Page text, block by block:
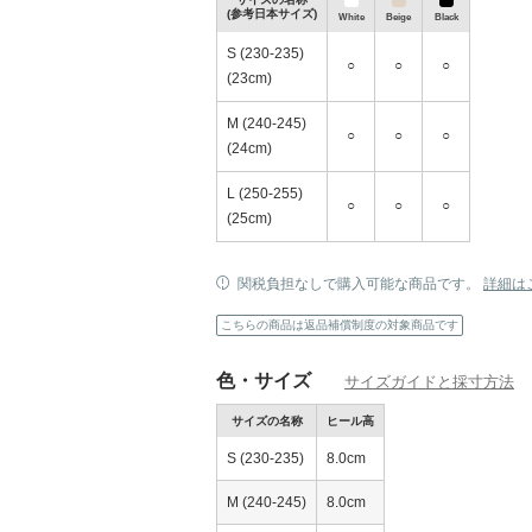
快適さとスタイルを両立する
(参考日本サイズ)
White Beige Black
S (230-235)
(23cm)
○ ○ ○
M (240-245)
(24cm)
○ ○ ○
L (250-255)
(25cm)
○ ○ ○
関税負担なしで購入可能な商品です。 詳細は
こちらの商品は返品補償制度の対象商品です
色・サイズ サイズガイドと採寸方法
サイズの名称 ヒール高
S (230-235) 8.0cm
M (240-245) 8.0cm